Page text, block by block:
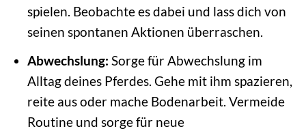
spielen. Beobachte es dabei und lass dich von
seinen spontanen Aktionen überraschen.
Abwechslung: Sorge für Abwechslung im
Alltag deines Pferdes. Gehe mit ihm spazieren,
reite aus oder mache Bodenarbeit. Vermeide
Routine und sorge für neue